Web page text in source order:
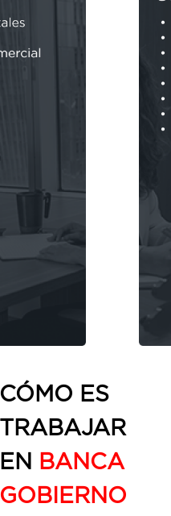
CÓMO ES
TRABAJAR
EN
BANCA
GOBIERNO